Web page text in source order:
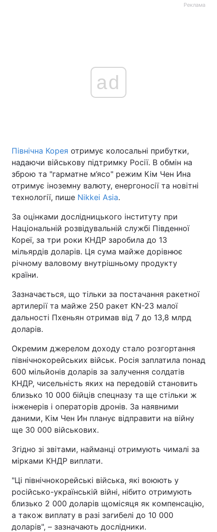
Реклама
ad
Північна Корея отримує колосальні прибутки,
надаючи військову підтримку Росії. В обмін на
зброю та "гарматне м’ясо" режим Кім Чен Ина
отримує іноземну валюту, енергоносії та новітні
технології, пише Nikkei Asia.
За оцінками дослідницького інституту при
Національній розвідувальній службі Південної
Кореї, за три роки КНДР заробила до 13
мільярдів доларів. Ця сума майже дорівнює
річному валовому внутрішньому продукту
країни.
Зазначається, що тільки за постачання ракетної
артилерії та майже 250 ракет KN-23 малої
дальності Пхеньян отримав від 7 до 13,8 млрд
доларів.
Окремим джерелом доходу стало розгортання
північнокорейських військ. Росія заплатила понад
600 мільйонів доларів за залучення солдатів
КНДР, чисельність яких на передовій становить
близько 10 000 бійців спецназу та ще стільки ж
інженерів і операторів дронів. За наявними
даними, Кім Чен Ин планує відправити на війну
ще 30 000 військових.
Згідно зі звітами, найманці отримують чималі за
мірками КНДР виплати.
"Ці північнокорейські війська, які воюють у
російсько-українській війні, нібито отримують
близько 2 000 доларів щомісяця як компенсацію,
а також виплату в разі загибелі до 10 000
доларів", – зазначають дослідники.